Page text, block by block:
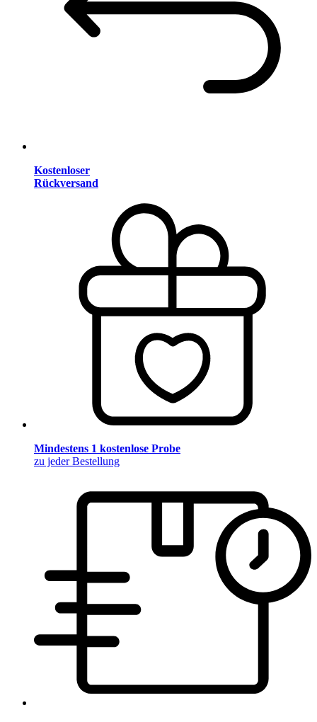
Kostenloser
Rückversand
Mindestens 1 kostenlose Probe
zu jeder Bestellung